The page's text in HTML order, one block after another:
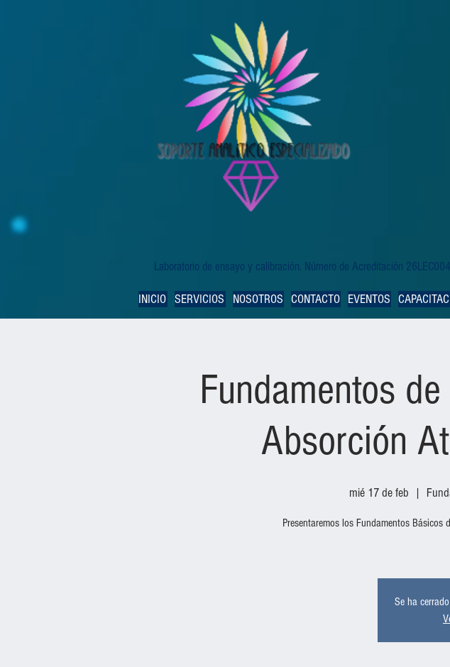
Laboratorio de ensayo y calibración. Número de Acreditación
INICIO SERVICIOS NOSOTROS CONTACTO EVENTOS
Fundamentos
Absorción
mié 17 de feb
  |
Presentaremos los Fundamentos
Se ha